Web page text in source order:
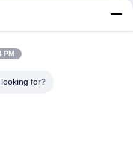
PM
for?